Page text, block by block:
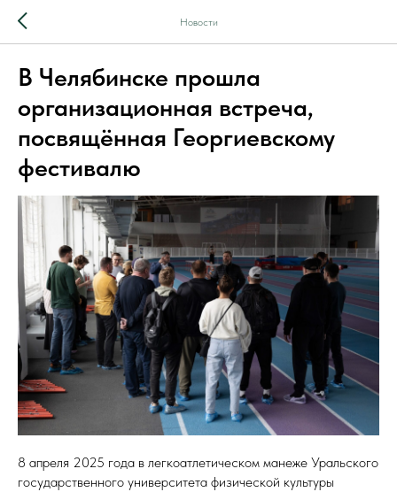
Новости
В Челябинске прошла
организационная встреча,
посвящённая Георгиевскому
фестивалю
8 апреля 2025 года в легкоатлетическом манеже Уральского
государственного университета физической культуры